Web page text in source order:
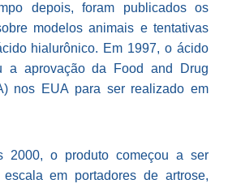
depois, foram publicados os
modelos animais e tentativas
hialurônico. Em 1997, o ácido
a aprovação da Food and Drug
nos EUA para ser realizado em
2000, o produto começou a ser
em portadores de artrose,